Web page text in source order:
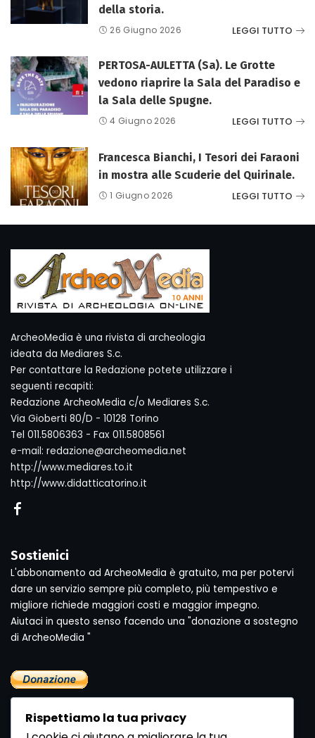
della storia.
26 Giugno 2026 LEGGI TUTTO
PERTOSA-AULETTA (Sa). Le Grotte
vedono riaprire la Sala del Paradiso e
la Sala delle Spugne.
4 Giugno 2026 LEGGI TUTTO
Francesca Bianchi, I Tesori dei Faraoni
in mostra alle Scuderie del Quirinale.
1 Giugno 2026 LEGGI TUTTO
ArcheoMedia è una rivista di archeologia
ideata da Mediares S.c.
Per contattare la Redazione potete utilizzare i
seguenti recapiti:
Redazione ArcheoMedia c/o Mediares S.c.
Via Gioberti 80/D - 10128 Torino
Tel 011.5806363 - Fax 011.5808561
e-mail: redazione@archeomedia.net
http://www.mediares.to.it
http://www.didatticatorino.it
Sostienici
L'abbonamento ad ArcheoMedia è gratuito, ma per potervi
dare un servizio sempre più completo, più tempestivo e
migliore richiede maggiori costi e maggior impegno.
Aiutaci in questo senso facendo una "donazione a sostegno
di ArcheoMedia "
Rispettiamo la tua privacy